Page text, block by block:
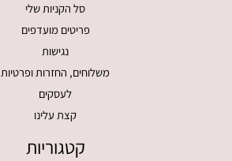
סל הקניות שלי
פריטים מועדפים
נגישות
משלוחים, החזרות ופרטיות
לעסקים
קצת עלינו
קטגוריות